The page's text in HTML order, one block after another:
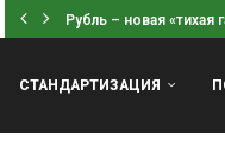
Рубль – новая «тихая
СТАНДАРТИЗАЦИЯ